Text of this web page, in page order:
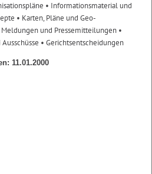
• Informationsmaterial und
• Karten, Pläne und Geo-
und Pressemitteilungen •
• Gerichtsentscheidungen
11.01.2000